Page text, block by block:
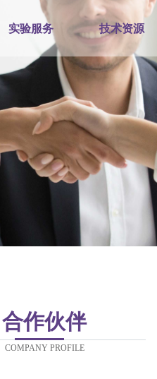
实验服务 技术资源
合作伙伴
COMPANY PROFILE